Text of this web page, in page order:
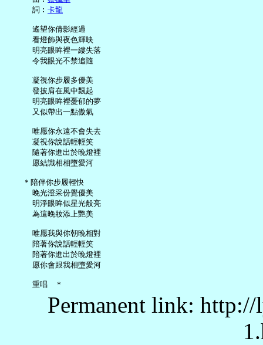
     詞︰
卡龍
     遙望你倩影經過
     看燈飾與夜色輝映
     明亮眼眸裡一縷失落
     令我眼光不禁追隨
     凝視你步履多優美
     發披肩在風中飄起
     明亮眼眸裡憂郁的夢
     又似帶出一點傲氣
     唯愿你永遠不會失去
     凝視你說話輕輕笑
     隨著你進出於晚燈裡
     愿結識相相墮愛河
   ＊陪伴你步履輕快
     晚光澄采份覺優美
     明淨眼眸似星光般亮
     為這晚妝添上艷美
     唯愿我與你朝晚相對
     陪著你說話輕輕笑
     陪著你進出於晚燈裡
     愿你會跟我相墮愛河
Permanent link: